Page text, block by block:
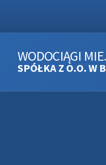
WODOCIĄGI
SPÓŁKA Z O.O. W